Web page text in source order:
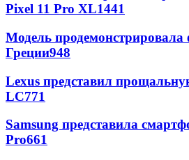
Pixel 11 Pro XL1441
Модель
Греции948
Lexus представил
LC771
Samsung представила
Pro661